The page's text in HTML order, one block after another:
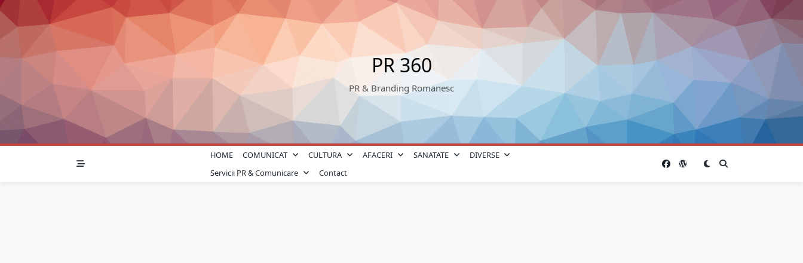
Skip
to
content
PR 360
PR & Branding Romanesc
HOME COMUNICAT CULTURA AFACERI SANATATE
DIVERSE
Servicii PR & Comunicare
Contact